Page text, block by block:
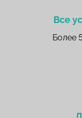
Все
Более